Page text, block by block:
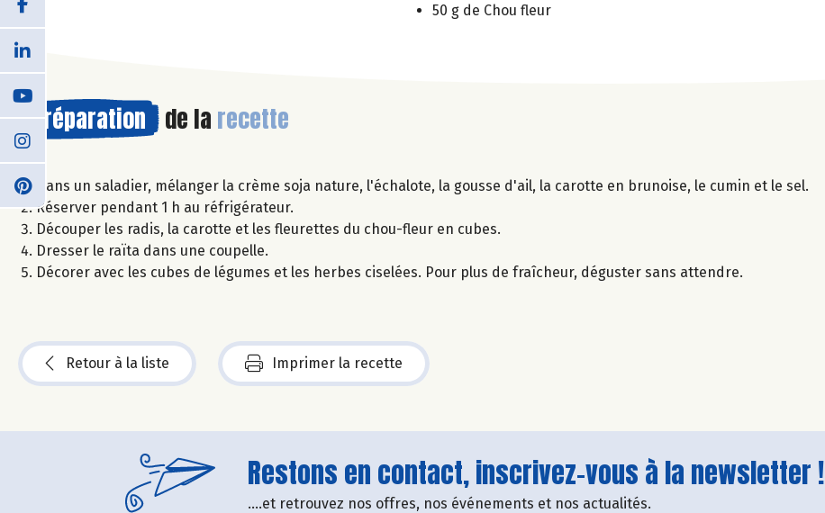
50 g de Chou fleur
Préparation de la recette
Dans un saladier, mélanger la crème soja nature, l'échalote, la gousse d'ail, la carotte en brunoise, le cumin et le sel.
Réserver pendant 1 h au réfrigérateur.
Découper les radis, la carotte et les fleurettes du chou-fleur en cubes.
Dresser le raïta dans une coupelle.
Décorer avec les cubes de légumes et les herbes ciselées. Pour plus de fraîcheur, déguster sans attendre.
Retour à la liste Imprimer la recette
Restons en contact, inscrivez-vous à la newsletter !
....et retrouvez nos offres, nos événements et nos actualités.